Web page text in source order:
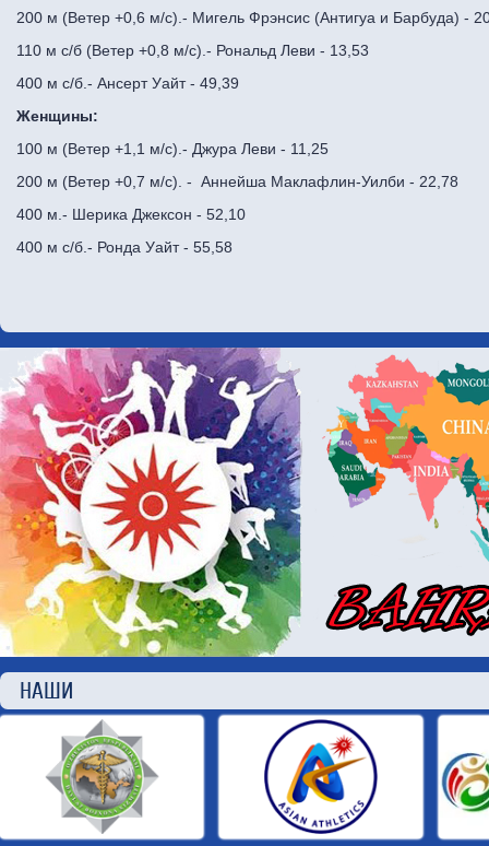
200 м (Ветер +0,6 м/с).- Мигель Фрэнсис (Антигуа и Барбуда) -
110 м с/б (Ветер +0,8 м/с).- Рональд Леви - 13,53
400 м с/б.- Ансерт Уайт - 49,39
Женщины:
100 м (Ветер +1,1 м/с).- Джура Леви - 11,25
200 м (Ветер +0,7 м/с). - Аннейша Маклафлин-Уилби - 22,78
400 м.- Шерика Джексон - 52,10
400 м с/б.- Ронда Уайт - 55,58
НАШИ